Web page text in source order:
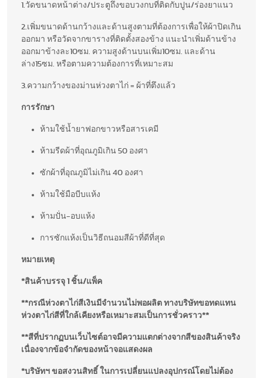
1.วัดขนาดหน้าต่าง/ประตูถึงขอบวงกบที่ติดกับปูน/ร่องยาแนว
2.เพิ่มขนาดด้านกว้างและด้านสูงตามที่ต้องการเพื่อให้ผ้าปิดเกิน
ออกมา หรือวัดจากขารางที่ติดตั้งสองข้าง แนะนำเพิ่มด้านข้าง
ออกมาข้างละ10ซม. ความสูงด้านบนเพิ่ม10ซม. และด้าน
ล่าง15ซม. หรือตามความต้องการที่เหมาะสม
3.ความกว้างของม่านห่วงตาไก่ = ผ้าที่ตึงแล้ว
การรักษา
ห้ามใช้น้ำยาฟอกขาวหรือสารเคมี
ห้ามรีดผ้าที่อุณภูมิเกิน 50 องศา
ซักผ้าที่อุณภูมิไม่เกิน 40 องศา
ห้ามใช้มือบีบแห้ง
ห้ามปั่น-อบแห้ง
การซักแห้งเป็นวิธีถนอมสีผ้าที่ดีที่สุด
หมายเหตุ
*สินค้าบรรจุ 1 ชิ้น/แพ็ค
**กรณีห่วงตาไก่สีเงินมีจำนวนไม่พอผลิต ทางบริษัทขอทดแทน
ห่วงตาไก่สีที่ใกล้เคียงหรือเหมาะสมเป็นการชั่วคราว**
**สีที่ปรากฏบนเว็บไซต์อาจมีความแตกต่างจากสีของสินค้าจริง
เนื่องจากข้อจำกัดของหน้าจอแสดงผล
*บริษัทฯ ขอสงวนสิทธิ์ ในการเปลี่ยนแปลงอุปกรณ์โดยไม่ต้อง